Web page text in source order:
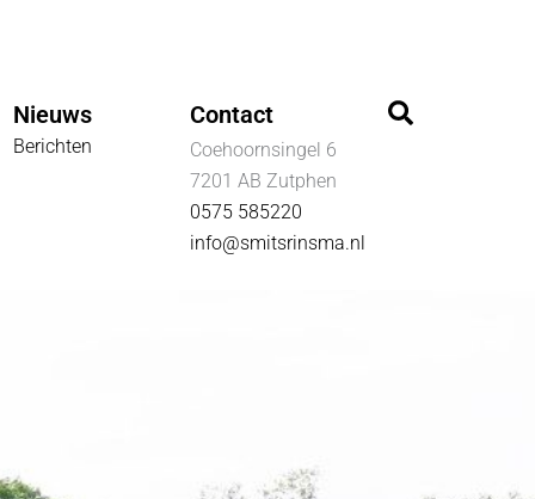
Nieuws
Berichten
Contact
Coehoornsingel 6
7201 AB Zutphen
0575 585220
info@smitsrinsma.nl
Zoeken